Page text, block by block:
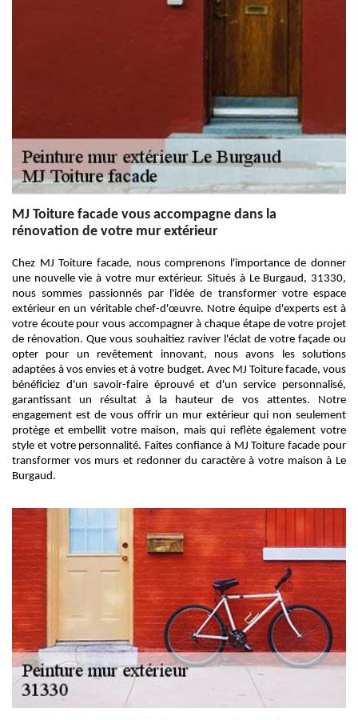
MJ Toiture facade vous accompagne dans la
rénovation de votre mur extérieur
Chez MJ Toiture facade, nous comprenons l'importance de donner
une nouvelle vie à votre mur extérieur. Situés à Le Burgaud, 31330,
nous sommes passionnés par l'idée de transformer votre espace
extérieur en un véritable chef-d'œuvre. Notre équipe d'experts est à
votre écoute pour vous accompagner à chaque étape de votre projet
de rénovation. Que vous souhaitiez raviver l'éclat de votre façade ou
opter pour un revêtement innovant, nous avons les solutions
adaptées à vos envies et à votre budget. Avec MJ Toiture facade, vous
bénéficiez d'un savoir-faire éprouvé et d'un service personnalisé,
garantissant un résultat à la hauteur de vos attentes. Notre
engagement est de vous offrir un mur extérieur qui non seulement
protège et embellit votre maison, mais qui reflète également votre
style et votre personnalité. Faites confiance à MJ Toiture facade pour
transformer vos murs et redonner du caractère à votre maison à Le
Burgaud.